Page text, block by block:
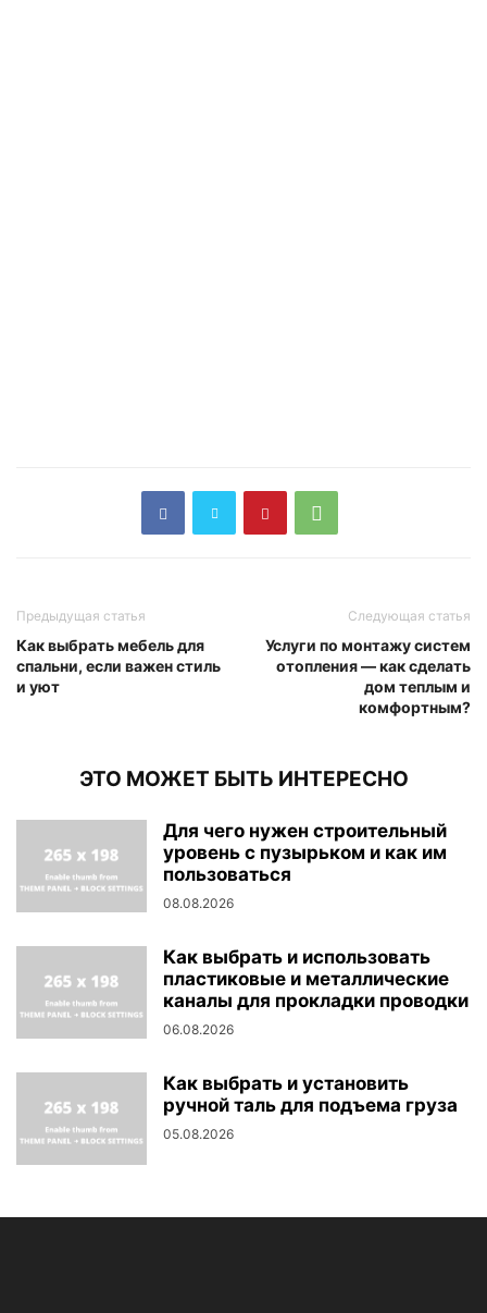
Предыдущая статья
Как выбрать мебель для
спальни, если важен стиль
и уют
Следующая статья
Услуги по монтажу систем
отопления — как сделать
дом теплым и
комфортным?
ЭТО МОЖЕТ БЫТЬ ИНТЕРЕСНО
Для чего нужен строительный
уровень с пузырьком и как им
пользоваться
08.08.2026
Как выбрать и использовать
пластиковые и металлические
каналы для прокладки проводки
06.08.2026
Как выбрать и установить
ручной таль для подъема груза
05.08.2026